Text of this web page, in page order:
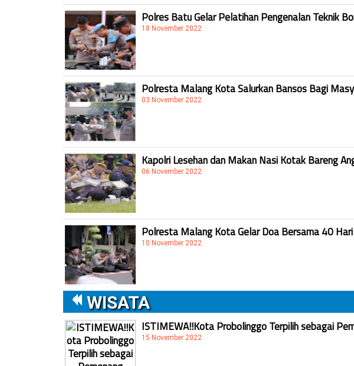
Polres Batu Gelar Pelatihan Pengenalan Teknik
18 November 2022
Polresta Malang Kota Salurkan Bansos Bagi
03 November 2022
Kapolri Lesehan dan Makan Nasi Kotak Bareng
06 November 2022
Polresta Malang Kota Gelar Doa Bersama 40 Hari
10 November 2022
WISATA
ISTIMEWA!!Kota Probolinggo Terpilih sebagai
15 November 2022